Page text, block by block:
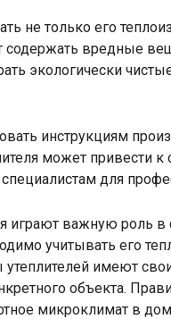
не только его
содержать вредные
экологически
инструкциям
может привести
для
играют важную роль
учитывать его
имеют
объекта.
микроклимат в